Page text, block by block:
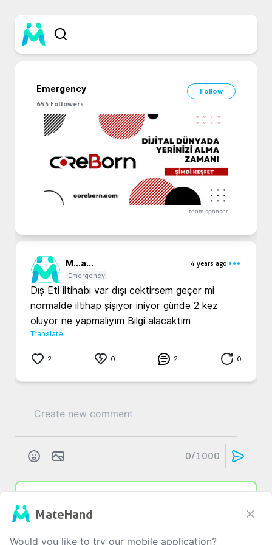
Emergency
Follow
655 Followers
room sponsor
M...a...
4 years ago
Emergency
Dış Eti iltihabı var dışı cektirsem geçer mi
normalde iltihap şişiyor iniyor günde 2 kez
oluyor ne yapmalıyım Bilgi alacaktım
Translate
2 0 2 0
0/1000
Acil
MateHand
Would you like to try our mobile application?